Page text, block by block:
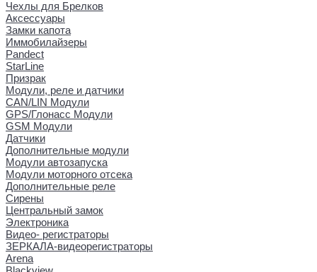
Чехлы для Брелков
Аксессуары
Замки капота
Иммобилайзеры
Pandect
StarLine
Призрак
Модули, реле и датчики
CAN/LIN Модули
GPS/Глонасс Модули
GSM Модули
Датчики
Дополнительные модули
Модули автозапуска
Модули моторного отсека
Дополнительные реле
Сирены
Центральный замок
Электроника
Видео- регистраторы
ЗЕРКАЛА-видеорегистраторы
Arena